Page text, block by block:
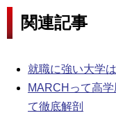
関連記事
就職に強い大学
MARCHって高
て徹底解剖